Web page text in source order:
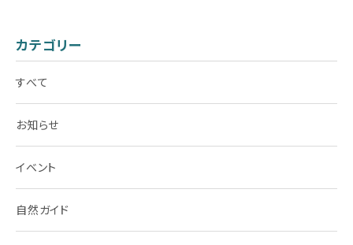
カテゴリー
すべて
お知らせ
イベント
自然ガイド